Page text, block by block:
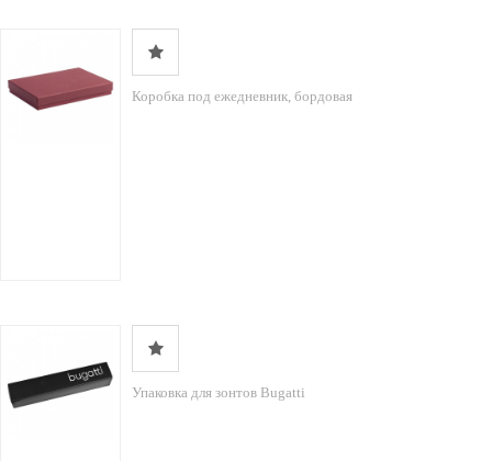
Коробка под ежедневник, бордовая
Упаковка для зонтов Bugatti